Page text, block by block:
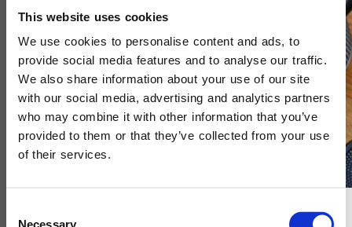
This website uses cookies
We use cookies to personalise content and ads, to
provide social media features and to analyse our traffic.
We also share information about your use of our site
with our social media, advertising and analytics partners
who may combine it with other information that you’ve
provided to them or that they’ve collected from your use
of their services.
Necessary
Tehuset Java
Keps Lundablandning Blå
Vår blå keps med vår favoritte Lundablandning broderat på.